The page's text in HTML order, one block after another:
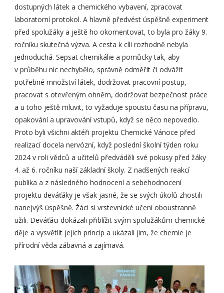
dostupných látek a chemického vybavení, zpracovat
laboratorní protokol. A hlavně předvést úspěšně experiment
před spolužáky a ještě ho okomentovat, to byla pro žáky 9.
ročníku skutečná výzva. A cesta k cíli rozhodně nebyla
jednoduchá. Sepsat chemikálie a pomůcky tak, aby
v průběhu nic nechybělo, správně odměřit či odvážit
potřebné množství látek, dodržovat pracovní postup,
pracovat s otevřeným ohněm, dodržovat bezpečnost práce
a u toho ještě mluvit, to vyžaduje spoustu času na přípravu,
opakování a upravování vstupů, když se něco nepovedlo.
Proto byli všichni aktéři projektu Chemické Vánoce před
realizací docela nervózní, když poslední školní týden roku
2024 v roli vědců a učitelů předváděli své pokusy před žáky
4. až 6. ročníku naší základní školy. Z nadšených reakcí
publika a z následného hodnocení a sebehodnocení
projektu deváťáky je však jasné, že se svých úkolů zhostili
nanejvýš úspěšně. Žáci si vrstevnické učení oboustranně
užili. Deváťáci dokázali přiblížit svým spolužákům chemické
děje a vysvětlit jejich princip a ukázali jim, že chemie je
přírodní věda zábavná a zajímavá.